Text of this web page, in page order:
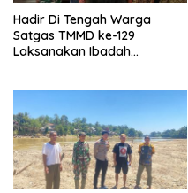
Hadir Di Tengah Warga
Satgas TMMD ke-129
Laksanakan Ibadah